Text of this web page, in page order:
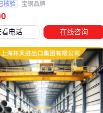
求耐磨的场景，
合表现往往优于板材。这类
性，但要注意其热导率较
图，将T23钢的适用区与相
需要特别注意焊接接头处的
时最容易出现问题的环节。
核验 宝钢品牌
看电话 在线咨询